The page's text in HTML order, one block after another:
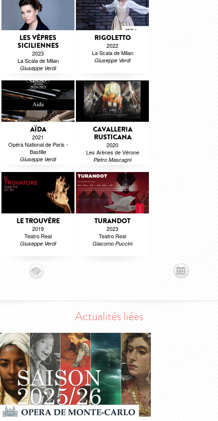
LES VÊPRES
SICILIENNES
2023
La Scala de Milan
Giuseppe Verdi
RIGOLETTO
2022
La Scala de Milan
Giuseppe Verdi
AÏDA
2021
Opéra National de Paris -
Bastille
Giuseppe Verdi
CAVALLERIA
RUSTICANA
2020
Les Arènes de Vérone
Pietro Mascagni
LE TROUVÈRE
2019
Teatro Real
Giuseppe Verdi
TURANDOT
2023
Teatro Real
Giacomo Puccini
Actualités liées